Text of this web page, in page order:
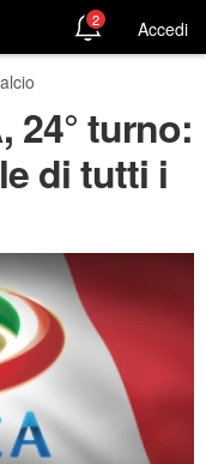
2 Accedi
24° turno:
di tutti i